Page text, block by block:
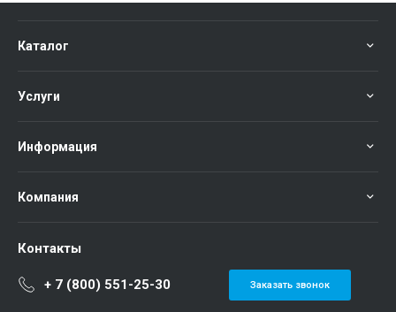
Каталог
Услуги
Информация
Компания
Контакты
+ 7 (800) 551-25-30 Заказать звонок